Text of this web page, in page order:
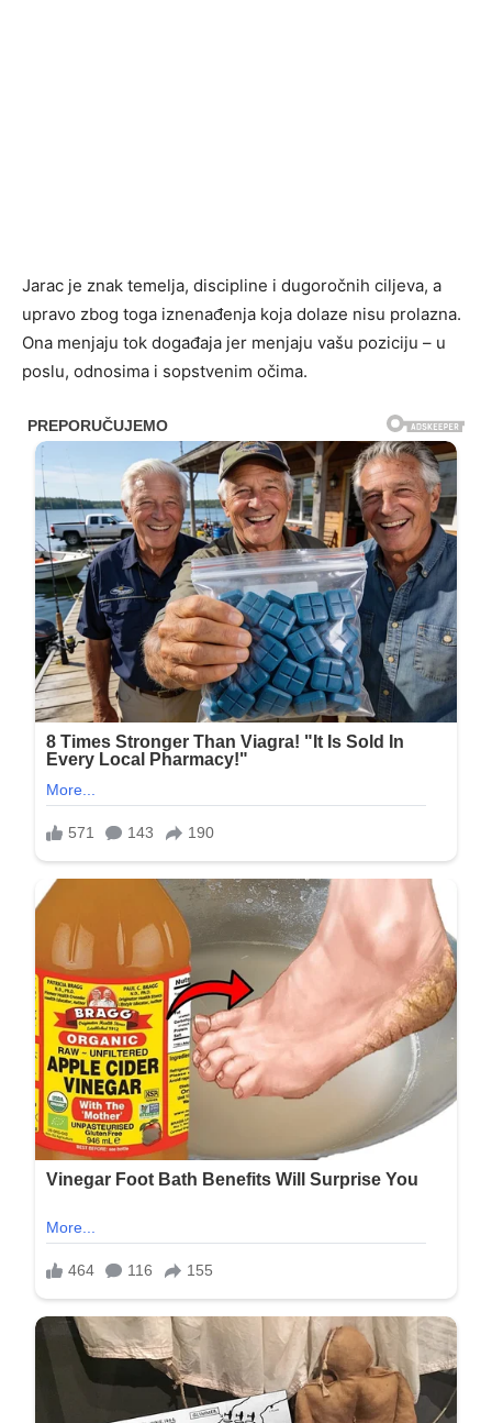
Jarac je znak temelja, discipline i dugoročnih ciljeva, a
upravo zbog toga iznenađenja koja dolaze nisu prolazna.
Ona menjaju tok događaja jer menjaju vašu poziciju – u
poslu, odnosima i sopstvenim očima.